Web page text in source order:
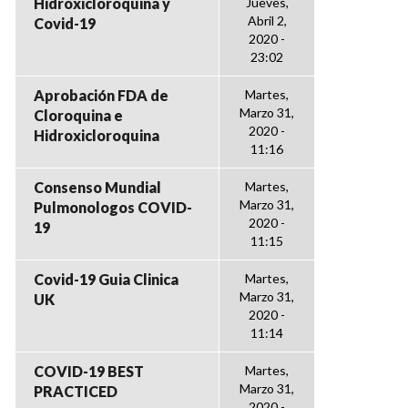
Covid-19
Abril 2,
2020 -
23:02
Aprobación FDA de
Cloroquina e
Hidroxicloroquina
Martes,
Marzo 31,
2020 -
11:16
Consenso Mundial
Pulmonologos COVID-
19
Martes,
Marzo 31,
2020 -
11:15
Covid-19 Guia Clinica
UK
Martes,
Marzo 31,
2020 -
11:14
COVID-19 BEST
PRACTICED
Martes,
Marzo 31,